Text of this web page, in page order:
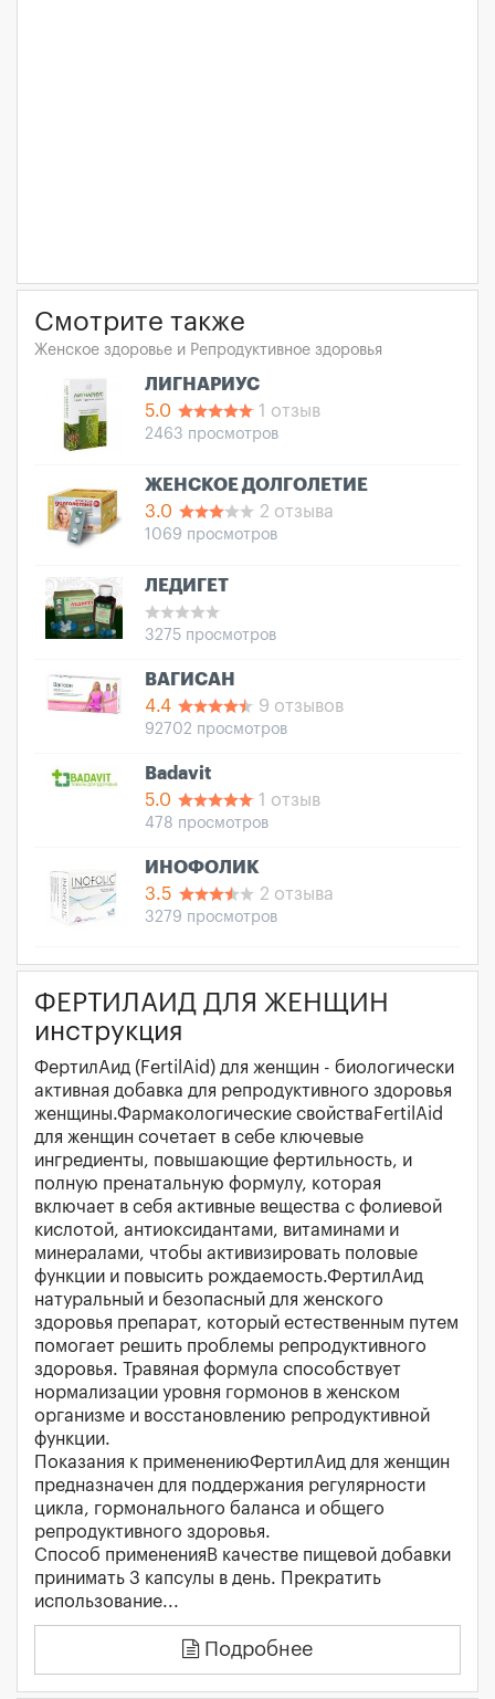
Смотрите также
Женское здоровье и Репродуктивное здоровья
ЛИГНАРИУС
5.0
1 отзыв
2463 просмотров
ЖЕНСКОЕ ДОЛГОЛЕТИЕ
3.0
2 отзыва
1069 просмотров
ЛЕДИГЕТ
3275 просмотров
ВАГИСАН
4.4
9 отзывов
92702 просмотров
Badavit
5.0
1 отзыв
478 просмотров
ИНОФОЛИК
3.5
2 отзыва
3279 просмотров
ФЕРТИЛАИД ДЛЯ ЖЕНЩИН
инструкция
ФертилАид (FertilAid) для женщин - биологически
активная добавка для репродуктивного здоровья
женщины.Фармакологические свойстваFertilAid
для женщин сочетает в себе ключевые
ингредиенты, повышающие фертильность, и
полную пренатальную формулу, которая
включает в себя активные вещества с фолиевой
кислотой, антиоксидантами, витаминами и
минералами, чтобы активизировать половые
функции и повысить рождаемость.ФертилАид
натуральный и безопасный для женского
здоровья препарат, который естественным путем
помогает решить проблемы репродуктивного
здоровья. Травяная формула способствует
нормализации уровня гормонов в женском
организме и восстановлению репродуктивной
функции.
Показания к применениюФертилАид для женщин
предназначен для поддержания регулярности
цикла, гормонального баланса и общего
репродуктивного здоровья.
Способ примененияВ качестве пищевой добавки
принимать 3 капсулы в день. Прекратить
использование...
Подробнее